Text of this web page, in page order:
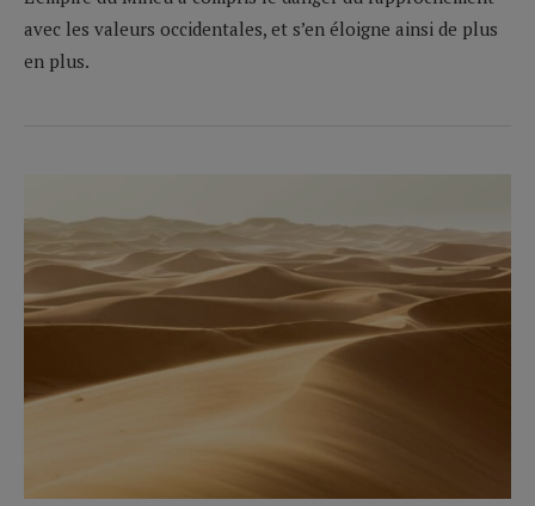
avec les valeurs occidentales, et s’en éloigne ainsi de plus
en plus.